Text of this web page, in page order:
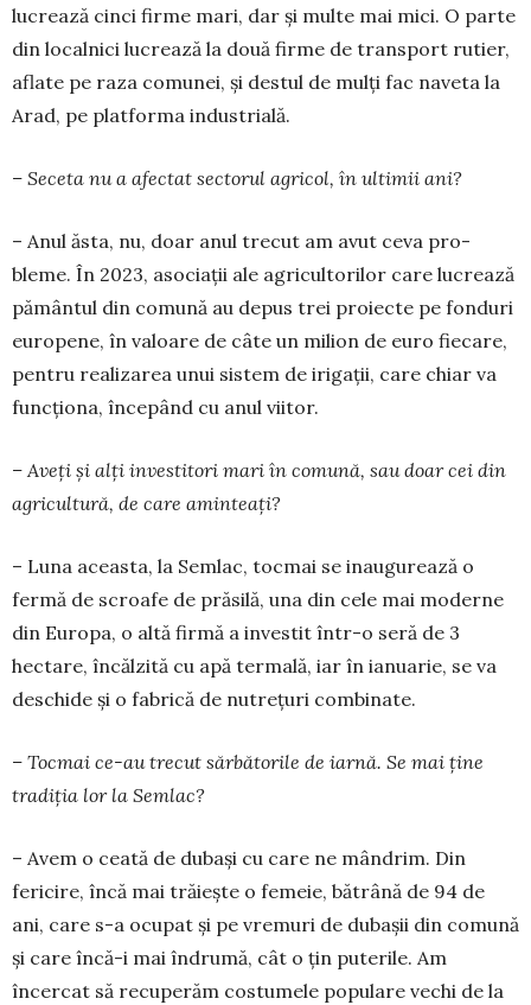
lucrează cinci firme mari, dar și multe mai mici. O parte
din localnici lucrează la două firme de transport rutier,
aflate pe raza comunei, și destul de mulți fac naveta la
Arad, pe platforma industrială.
– Seceta nu a afectat sectorul agricol, în ultimii ani?
– Anul ăsta, nu, doar anul trecut am avut ceva pro­
bleme. În 2023, asociații ale agricultorilor care lucrează
pământul din comună au depus trei proiecte pe fonduri
europene, în valoare de câte un milion de euro fiecare,
pentru realizarea unui sistem de irigații, care chiar va
funcționa, începând cu anul viitor.
– Aveți și alți investitori mari în comună, sau doar cei din
agricultură, de care aminteați?
– Luna aceasta, la Semlac, tocmai se inaugu­rează o
fermă de scroafe de prăsilă, una din cele mai mo­derne
din Europa, o altă firmă a investit într-o seră de 3
hectare, încălzită cu apă termală, iar în ianuarie, se va
deschide și o fabrică de nutrețuri combinate.
– Tocmai ce-au trecut sărbătorile de iarnă. Se mai ține
tradiția lor la Semlac?
– Avem o ceată de dubași cu care ne mândrim. Din
fericire, încă mai trăiește o femeie, bătrână de 94 de
ani, care s-a ocupat și pe vremuri de dubașii din comună
și care încă-i mai îndrumă, cât o țin puterile. Am
încercat să recuperăm costumele populare vechi de la